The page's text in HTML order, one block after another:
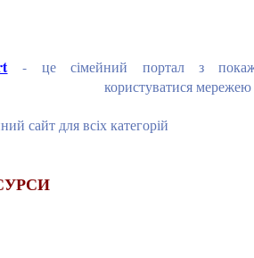
- це сімейний портал з
мережею разом з
сайт для всіх категорій